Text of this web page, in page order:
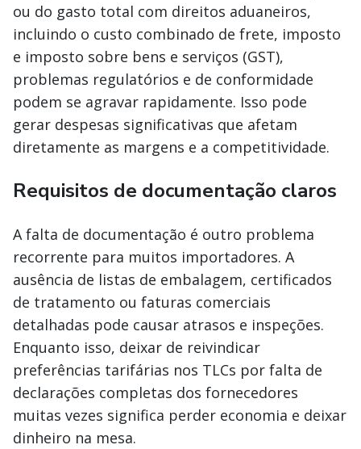
ou do gasto total com direitos aduaneiros,
incluindo o custo combinado de frete, imposto
e imposto sobre bens e serviços (GST),
problemas regulatórios e de conformidade
podem se agravar rapidamente. Isso pode
gerar despesas significativas que afetam
diretamente as margens e a competitividade.
Requisitos de documentação claros
A falta de documentação é outro problema
recorrente para muitos importadores. A
ausência de listas de embalagem, certificados
de tratamento ou faturas comerciais
detalhadas pode causar atrasos e inspeções.
Enquanto isso, deixar de reivindicar
preferências tarifárias nos TLCs por falta de
declarações completas dos fornecedores
muitas vezes significa perder economia e deixar
dinheiro na mesa.